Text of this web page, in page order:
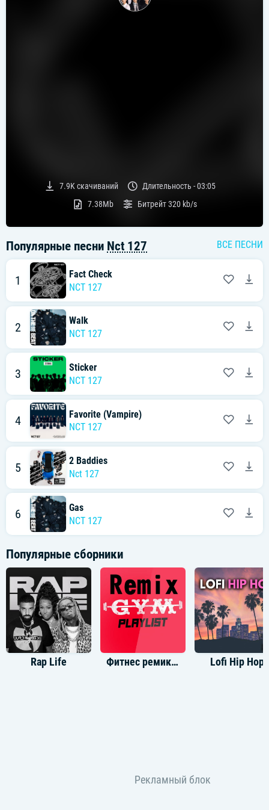
7.9Kскачиваний Длительность -03:05
7.38Mb
Битрейт320 kb/s
Популярные песни Nct 127 ВСЕ ПЕСНИ
1
Fact Check
NCT 127
2
Walk
NCT 127
3
Sticker
NCT 127
4
Favorite (Vampire)
NCT 127
5
2 Baddies
Nct 127
6
Gas
NCT 127
Популярные сборники
Rap Life Фитнес ремиксы Lofi Hip Hop